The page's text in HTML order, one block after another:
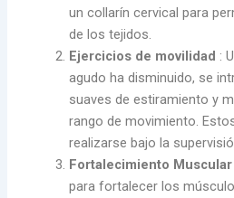
un collarín cervical para
de los tejidos.
Ejercicios de movilidad :
agudo ha disminuido, se
suaves de estiramiento y
rango de movimiento.
realizarse bajo la
Fortalecimiento Muscular
para fortalecer los